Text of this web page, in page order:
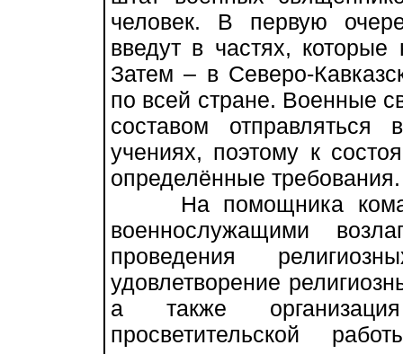
человек. В первую
введут в частях,
Затем – в Северо-
по всей стране. Военные
составом
учениях, поэтому к
определённые требования.
На помощника
военнослужащими
проведения
удовлетворение
а также
просветительской